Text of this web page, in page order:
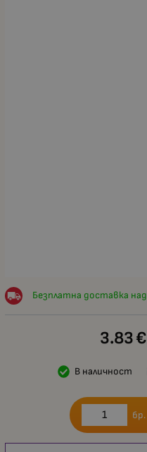
Безплатна доставка над
3.83€
В наличност
бр.